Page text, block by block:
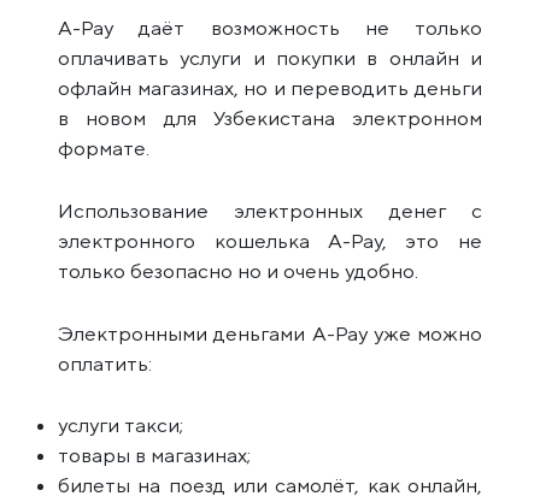
A-Pay даёт возможность не только
оплачивать услуги и покупки в онлайн и
офлайн магазинах, но и переводить деньги
в новом для Узбекистана электронном
формате.
Использование электронных денег с
электронного кошелька A-Pay, это не
только безопасно но и очень удобно.
Электронными деньгами A-Pay уже можно
оплатить:
услуги такси;
товары в магазинах;
билеты на поезд или самолёт, как онлайн,